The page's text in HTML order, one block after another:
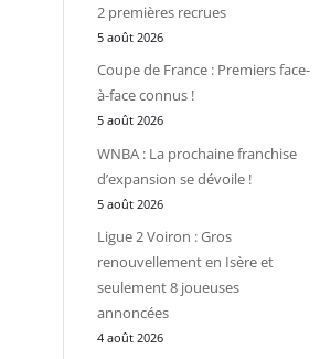
2 premières recrues
5 août 2026
Coupe de France : Premiers face-
à-face connus !
5 août 2026
WNBA : La prochaine franchise
d’expansion se dévoile !
5 août 2026
Ligue 2 Voiron : Gros
renouvellement en Isère et
seulement 8 joueuses
annoncées
4 août 2026